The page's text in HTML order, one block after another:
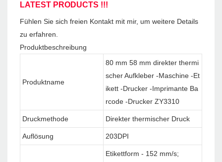
LATEST PRODUCTS !!!
Fühlen Sie sich freien Kontakt mit mir, um weitere Details
zu erfahren.
Produktbeschreibung
Produktname
80 mm 58 mm direkter thermi
scher Aufkleber -Maschine -Et
ikett -Drucker -Imprimante Ba
rcode -Drucker ZY3310
Druckmethode Direkter thermischer Druck
Auflösung 203DPI
Etikettform - 152 mm/s;